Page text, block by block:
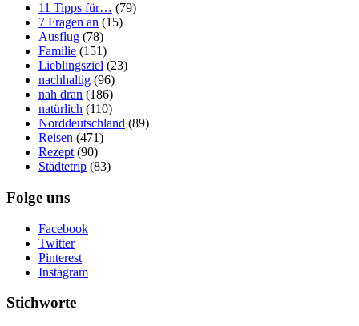
11 Tipps für… (79)
7 Fragen an (15)
Ausflug (78)
Familie (151)
Lieblingsziel (23)
nachhaltig (96)
nah dran (186)
natürlich (110)
Norddeutschland (89)
Reisen (471)
Rezept (90)
Städtetrip (83)
Folge uns
Facebook
Twitter
Pinterest
Instagram
Stichworte